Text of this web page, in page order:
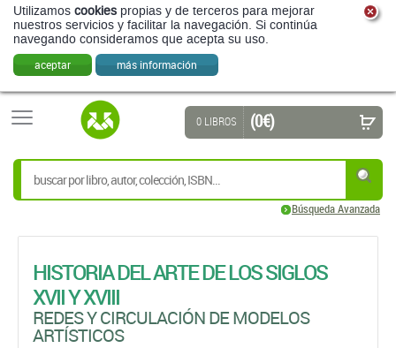
Utilizamos cookies propias y de terceros para mejorar
nuestros servicios y facilitar la navegación. Si continúa
navegando consideramos que acepta su uso.
aceptar más información
Búsqueda Avanzada
0 LIBROS (0 €)
HISTORIA DEL ARTE DE LOS SIGLOS
XVII Y XVIII
REDES Y CIRCULACIÓN DE MODELOS
ARTÍSTICOS